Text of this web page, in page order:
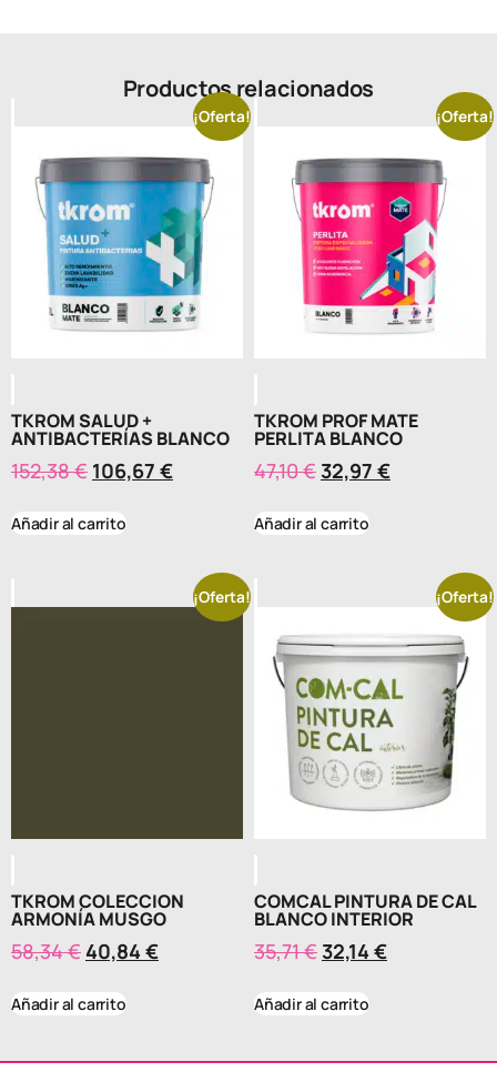
Productos relacionados
¡Oferta!
TKROM SALUD +
ANTIBACTERÍAS BLANCO
152,38€ 106,67 €
Añadir al carrito
¡Oferta!
TKROM PROF MATE
PERLITA BLANCO
47,10€ 32,97 €
Añadir al carrito
¡Oferta!
TKROM COLECCION
ARMONÍA MUSGO
58,34€ 40,84 €
Añadir al carrito
¡Oferta!
COMCAL PINTURA DE CAL
BLANCO INTERIOR
35,71€ 32,14 €
Añadir al carrito